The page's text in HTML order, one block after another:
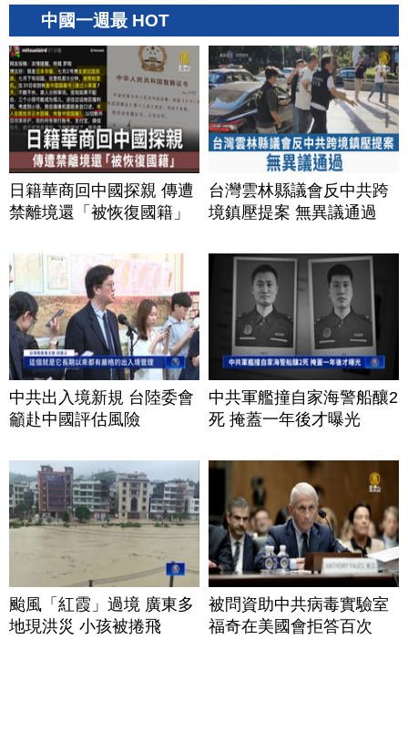
中國一週最 HOT
日籍華商回中國探親 傳遭
禁離境還「被恢復國籍」
台灣雲林縣議會反中共跨
境鎮壓提案 無異議通過
中共出入境新規 台陸委會
籲赴中國評估風險
中共軍艦撞自家海警船釀2
死 掩蓋一年後才曝光
颱風「紅霞」過境 廣東多
地現洪災 小孩被捲飛
被問資助中共病毒實驗室
福奇在美國會拒答百次